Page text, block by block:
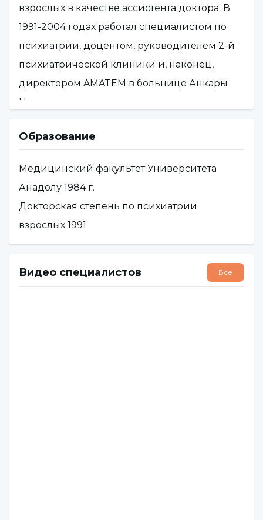
взрослых в качестве ассистента доктора. В
1991-2004 годах работал специалистом по
психиатрии, доцентом, руководителем 2-й
психиатрической клиники и, наконец,
директором AMATEM в больнице Анкары
Нумуне.
центром больницы NPISTANBUL.
Образование
Медицинский факультет Университета
Анадолу 1984 г.
Докторская степень по психиатрии
взрослых 1991
Видео специалистов Все